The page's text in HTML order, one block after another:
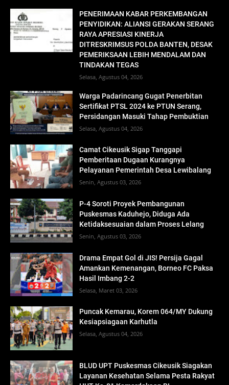
PENERIMAAN KABAR PERKEMBANGAN
PENYIDIKAN: ALIANSI GERAKAN SERANG
RAYA APRESIASI KINERJA
DITRESKRIMSUS POLDA BANTEN, DESAK
PEMERIKSAAN LEBIH MENDALAM DAN
TINDAKAN TEGAS
Selasa, Agustus 04, 2026
Warga Padarincang Gugat Penerbitan
Sertifikat PTSL 2024 ke PTUN Serang,
Persidangan Masuki Tahap Pembuktian
Selasa, Agustus 04, 2026
Camat Cikeusik Sigap Tanggapi
Pemberitaan Dugaan Kurangnya
Pelayanan Pemerintah Desa Lewibalang
Senin, Agustus 03, 2026
P-4 Soroti Proyek Pembangunan
Puskesmas Kaduhejo, Diduga Ada
Ketidaksesuaian dalam Proses Lelang
Senin, Agustus 03, 2026
Drama Empat Gol di JIS! Persija Gagal
Amankan Kemenangan, Borneo FC Paksa
Hasil Imbang 2-2
Selasa, Maret 03, 2026
Puncak Kemarau, Korem 064/MY Dukung
Kesiapsiagaan Karhutla
Selasa, Agustus 04, 2026
BLUD UPT Puskesmas Cikeusik Siagakan
Layanan Kesehatan Selama Pesta Rakyat